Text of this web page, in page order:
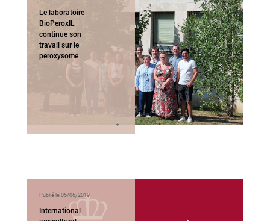
Le laboratoire
BioPeroxIL
continue son
travail sur le
peroxysome
Publié le 05/06/2019
International